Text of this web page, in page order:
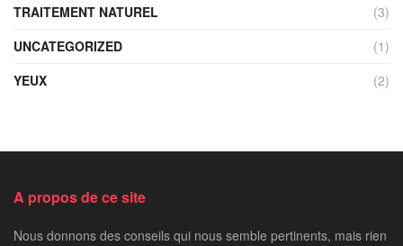
TRAITEMENT NATUREL
(3)
UNCATEGORIZED
(1)
YEUX
(2)
A propos de ce site
Nous donnons des conseils qui nous semble pertinents, mais rien